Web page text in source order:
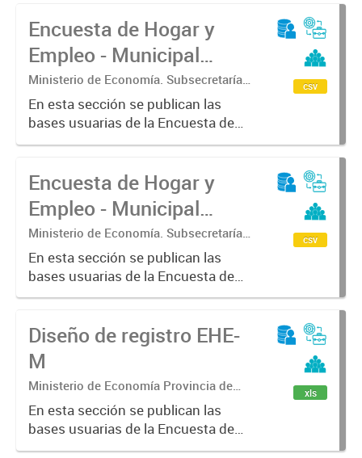
Encuesta de Hogar y
Empleo - Municipal
(EHE-M) - Patagones
Ministerio de Economía. Subsecretaría
de Coordinación Económica y
Estadística. Dirección Provincial de
Estadística.
En esta sección se publican las
bases usuarias de la Encuesta de
Hogar y Empleo - Municipal (EHE-
csv
Encuesta de Hogar y
Empleo - Municipal
(EHE-M) - Alberti
Ministerio de Economía. Subsecretaría
de Coordinación Económica y
Estadística. Dirección Provincial de
Estadística.
En esta sección se publican las
bases usuarias de la Encuesta de
Hogar y Empleo - Municipal (EHE-
csv
Diseño de registro EHE-
M
Ministerio de Economía Provincia de
Buenos Aires. Subsecretaria de
Coordinación económica y estadística.
Dirección Provincial de Estadística
En esta sección se publican las
bases usuarias de la Encuesta de
Hogar y Empleo - Municipal (EHE-
xls